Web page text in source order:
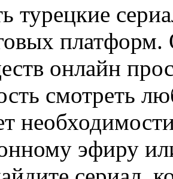
турецкие
онлайн
смотреть
эфиру